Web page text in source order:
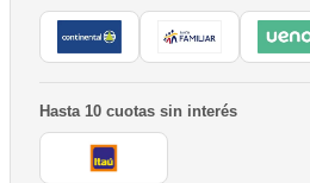
Hasta 10 cuotas sin interés